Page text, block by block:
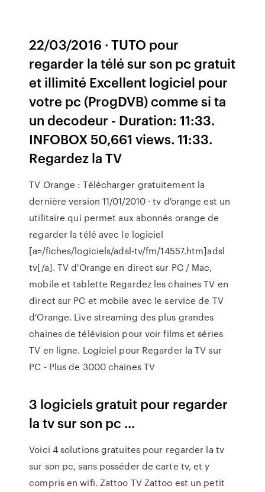
22/03/2016 · TUTO pour
regarder la télé sur son pc gratuit
et illimité Excellent logiciel pour
votre pc (ProgDVB) comme si ta
un decodeur - Duration: 11:33.
INFOBOX 50,661 views. 11:33.
Regardez la TV
TV Orange : Télécharger gratuitement la
dernière version 11/01/2010 · tv d'orange est un
utilitaire qui permet aux abonnés orange de
regarder la télé avec le logiciel
[a=/fiches/logiciels/adsl-tv/fm/14557.htm]adsl
tv[/a]. TV d'Orange en direct sur PC / Mac,
mobile et tablette Regardez les chaines TV en
direct sur PC et mobile avec le service de TV
d'Orange. Live streaming des plus grandes
chaines de télévision pour voir films et séries
TV en ligne. Logiciel pour Regarder la TV sur
PC - Plus de 3000 chaines TV
3 logiciels gratuit pour regarder
la tv sur son pc ...
Voici 4 solutions gratuites pour regarder la tv
sur son pc, sans posséder de carte tv, et y
compris en wifi. Zattoo TV Zattoo est un petit